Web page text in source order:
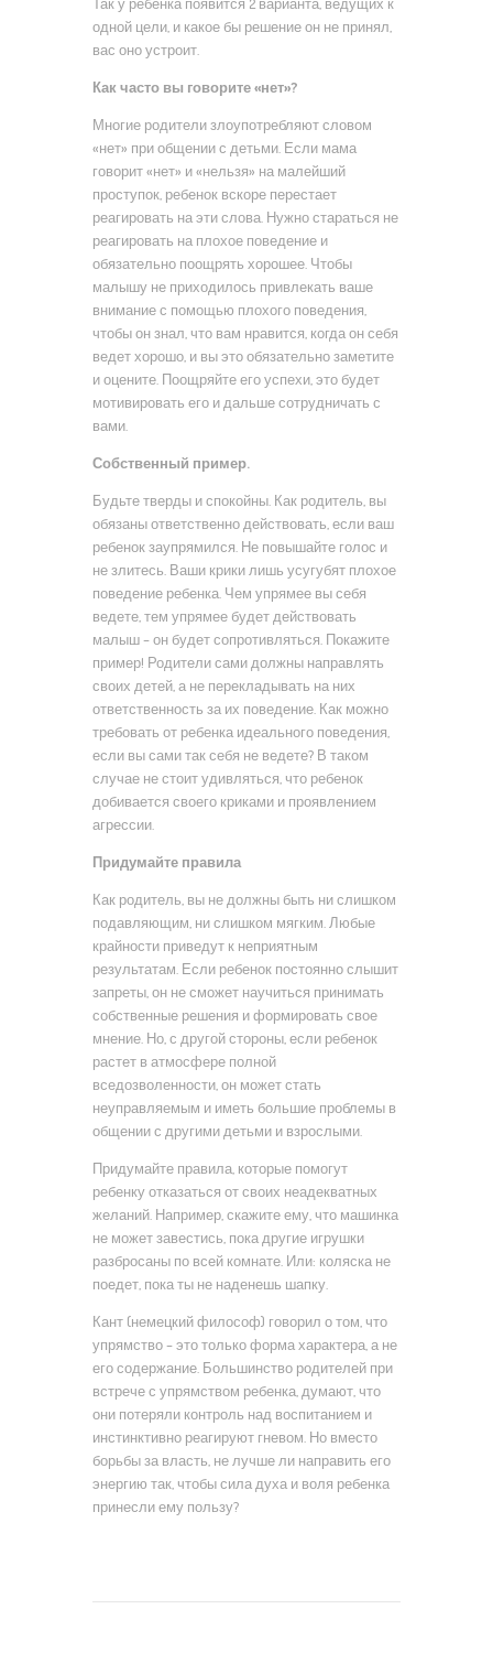
одной цели, и какое бы решение он не принял,
вас оно устроит.
Как часто вы говорите «нет»?
Многие родители злоупотребляют словом
«нет» при общении с детьми. Если мама
говорит «нет» и «нельзя» на малейший
проступок, ребенок вскоре перестает
реагировать на эти слова. Нужно стараться не
реагировать на плохое поведение и
обязательно поощрять хорошее. Чтобы
малышу не приходилось привлекать ваше
внимание с помощью плохого поведения,
чтобы он знал, что вам нравится, когда он себя
ведет хорошо, и вы это обязательно заметите
и оцените. Поощряйте его успехи, это будет
мотивировать его и дальше сотрудничать с
вами.
Собственный пример.
Будьте тверды и спокойны. Как родитель, вы
обязаны ответственно действовать, если ваш
ребенок заупрямился. Не повышайте голос и
не злитесь. Ваши крики лишь усугубят плохое
поведение ребенка. Чем упрямее вы себя
ведете, тем упрямее будет действовать
малыш – он будет сопротивляться. Покажите
пример! Родители сами должны направлять
своих детей, а не перекладывать на них
ответственность за их поведение. Как можно
требовать от ребенка идеального поведения,
если вы сами так себя не ведете? В таком
случае не стоит удивляться, что ребенок
добивается своего криками и проявлением
агрессии.
Придумайте правила
Как родитель, вы не должны быть ни слишком
подавляющим, ни слишком мягким. Любые
крайности приведут к неприятным
результатам. Если ребенок постоянно слышит
запреты, он не сможет научиться принимать
собственные решения и формировать свое
мнение. Но, с другой стороны, если ребенок
растет в атмосфере полной
вседозволенности, он может стать
неуправляемым и иметь большие проблемы в
общении с другими детьми и взрослыми.
Придумайте правила, которые помогут
ребенку отказаться от своих неадекватных
желаний. Например, скажите ему, что машинка
не может завестись, пока другие игрушки
разбросаны по всей комнате. Или: коляска не
поедет, пока ты не наденешь шапку.
Кант (немецкий философ) говорил о том, что
упрямство – это только форма характера, а не
его содержание. Большинство родителей при
встрече с упрямством ребенка, думают, что
они потеряли контроль над воспитанием и
инстинктивно реагируют гневом. Но вместо
борьбы за власть, не лучше ли направить его
энергию так, чтобы сила духа и воля ребенка
принесли ему пользу?